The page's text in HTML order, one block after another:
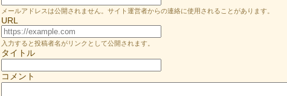
メールアドレスは公開されません。サイト運営者からの連絡に使用されることがあります。
URL
入力すると投稿者名がリンクとして公開されます。
タイトル
コメント